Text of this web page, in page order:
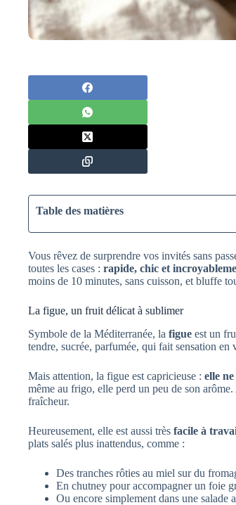
Table des matières
Vous rêvez de surprendre vos invités sans
toutes les cases : rapide, chic et
moins de 10 minutes, sans cuisson, et bluffe
La figue, un fruit délicat à sublimer
Symbole de la Méditerranée, la figue est un
tendre, sucrée, parfumée, qui fait sensation en
Mais attention, la figue est capricieuse : elle
même au frigo, elle perd un peu de son
fraîcheur.
Heureusement, elle est aussi très facile à
plats salés plus inattendus, comme :
Des tranches rôties au miel sur du
En chutney pour accompagner un foie
Ou encore simplement dans une salade